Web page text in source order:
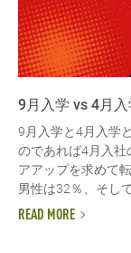
9月入学 vs 4月入
9月入学と4月入学
のであれば4月入社
アアップを求めて
男性は32％、そして
READ MORE